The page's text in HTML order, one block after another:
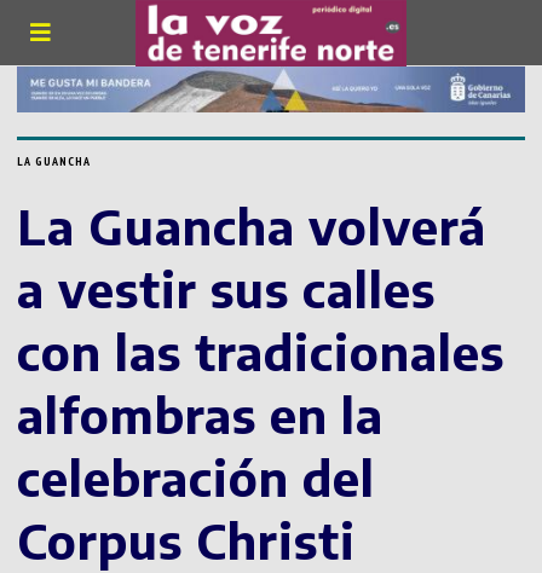
LA GUANCHA
La Guancha volverá
a vestir sus calles
con las tradicionales
alfombras en la
celebración del
Corpus Christi